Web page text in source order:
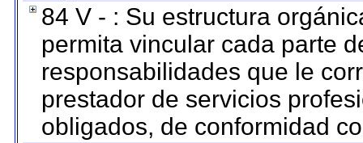
84 V - : Su estructura
permita vincular cada parte
responsabilidades que le
prestador de servicios
obligados, de conformidad